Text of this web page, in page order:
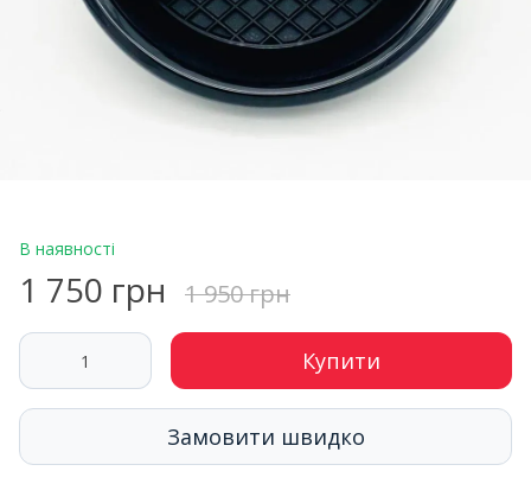
В наявності
1 750 грн 1 950 грн
Купити
Замовити швидко